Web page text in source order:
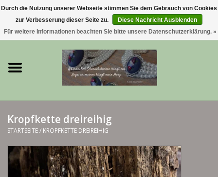
0 Artikel - €0,00
Trachtenschmuck & Ketten
exklusive Kropfketten
925 Silberschmuck
BERGliebe-Kollektion
Kropfkette dreireihig
STARTSEITE/ KROPFKETTE DREIREIHIG
Durch die Nutzung unserer Webseite stimmen Sie dem Gebrauch von Cookies
zur Verbesserung dieser Seite zu.
Diese Nachricht Ausblenden
Für weitere Informationen beachten Sie bitte unsere Datenschutzerklärung. »